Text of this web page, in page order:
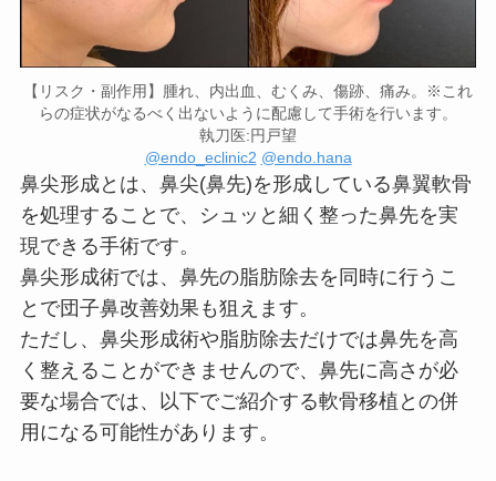
【リスク・副作用】腫れ、内出血、むくみ、傷跡、痛み。※これ
らの症状がなるべく出ないように配慮して手術を行います。
執刀医:円戸望
@endo_eclinic2 @endo.hana
鼻尖形成とは、鼻尖(鼻先)を形成している鼻翼軟骨
を処理することで、シュッと細く整った鼻先を実
現できる手術です。
鼻尖形成術では、鼻先の脂肪除去を同時に行うこ
とで団子鼻改善効果も狙えます。
ただし、鼻尖形成術や脂肪除去だけでは鼻先を高
く整えることができませんので、鼻先に高さが必
要な場合では、以下でご紹介する軟骨移植との併
用になる可能性があります。